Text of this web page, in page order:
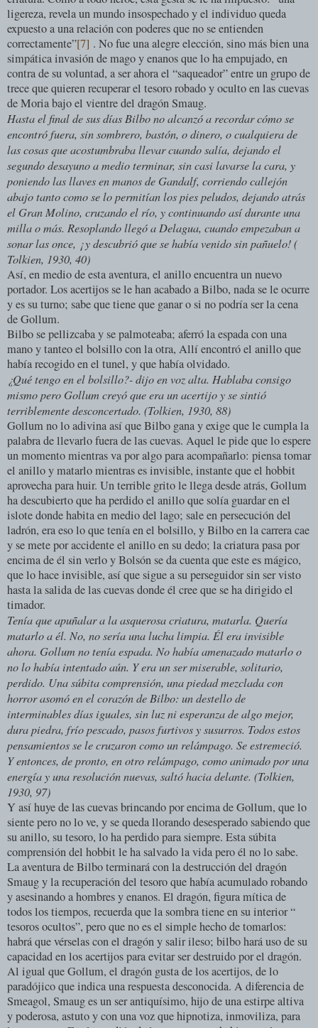
ligereza, revela un mundo insospechado y el individuo queda
expuesto a una relación con poderes que no se entienden
correctamente”[7] . No fue una alegre elección, sino más bien una
simpática invasión de mago y enanos que lo ha empujado, en
contra de su voluntad, a ser ahora el “saqueador” entre un grupo de
trece que quieren recuperar el tesoro robado y oculto en las cuevas
de Moria bajo el vientre del dragón Smaug.
Hasta el final de sus días Bilbo no alcanzó a recordar cómo se
encontró fuera, sin sombrero, bastón, o dinero, o cualquiera de
las cosas que acostumbraba llevar cuando salía, dejando el
segundo desayuno a medio terminar, sin casi lavarse la cara, y
poniendo las llaves en manos de Gandalf, corriendo callejón
abajo tanto como se lo permitían los pies peludos, dejando atrás
el Gran Molino, cruzando el río, y continuando así durante una
milla o más. Resoplando llegó a Delagua, cuando empezaban a
sonar las once, ¡ y descubrió que se había venido sin pañuelo! (
Tolkien, 1930, 40)
Así, en medio de esta aventura, el anillo encuentra un nuevo
portador. Los acertijos se le han acabado a Bilbo, nada se le ocurre
y es su turno; sabe que tiene que ganar o si no podría ser la cena
de Gollum.
Bilbo se pellizcaba y se palmoteaba; aferró la espada con una
mano y tanteo el bolsillo con la otra, Allí encontró el anillo que
había recogido en el tunel, y que había olvidado.
¿Qué tengo en el bolsillo?- dijo en voz alta. Hablaba consigo
mismo pero Gollum creyó que era un acertijo y se sintió
terriblemente desconcertado. (Tolkien, 1930, 88)
Gollum no lo adivina así que Bilbo gana y exige que le cumpla la
palabra de llevarlo fuera de las cuevas. Aquel le pide que lo espere
un momento mientras va por algo para acompañarlo: piensa tomar
el anillo y matarlo mientras es invisible, instante que el hobbit
aprovecha para huir. Un terrible grito le llega desde atrás, Gollum
ha descubierto que ha perdido el anillo que solía guardar en el
islote donde habita en medio del lago; sale en persecución del
ladrón, era eso lo que tenía en el bolsillo, y Bilbo en la carrera cae
y se mete por accidente el anillo en su dedo; la criatura pasa por
encima de él sin verlo y Bolsón se da cuenta que este es mágico,
que lo hace invisible, así que sigue a su perseguidor sin ser visto
hasta la salida de las cuevas donde él cree que se ha dirigido el
timador.
Tenía que apuñalar a la asquerosa criatura, matarla. Quería
matarlo a él. No, no sería una lucha limpia. Él era invisible
ahora. Gollum no tenía espada. No había amenazado matarlo o
no lo había intentado aún. Y era un ser miserable, solitario,
perdido. Una súbita comprensión, una piedad mezclada con
horror asomó en el corazón de Bilbo: un destello de
interminables días iguales, sin luz ni esperanza de algo mejor,
dura piedra, frío pescado, pasos furtivos y susurros. Todos estos
pensamientos se le cruzaron como un relámpago. Se estremeció.
Y entonces, de pronto, en otro relámpago, como animado por una
energía y una resolución nuevas, saltó hacia delante. (Tolkien,
1930, 97)
Y así huye de las cuevas brincando por encima de Gollum, que lo
siente pero no lo ve, y se queda llorando desesperado sabiendo que
su anillo, su tesoro, lo ha perdido para siempre. Esta súbita
comprensión del hobbit le ha salvado la vida pero él no lo sabe.
La aventura de Bilbo terminará con la destrucción del dragón
Smaug y la recuperación del tesoro que había acumulado robando
y asesinando a hombres y enanos. El dragón, figura mítica de
todos los tiempos, recuerda que la sombra tiene en su interior “
tesoros ocultos”, pero que no es el simple hecho de tomarlos:
habrá que vérselas con el dragón y salir ileso; bilbo hará uso de su
capacidad en los acertijos para evitar ser destruido por el dragón.
Al igual que Gollum, el dragón gusta de los acertijos, de lo
paradójico que indica una respuesta desconocida. A diferencia de
Smeagol, Smaug es un ser antiquísimo, hijo de una estirpe altiva
y poderosa, astuto y con una voz que hipnotiza, inmoviliza, para